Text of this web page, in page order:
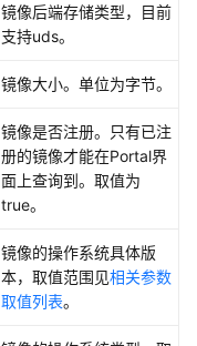
镜像后端存储类型，目前
支持uds。
镜像大小。单位为字节。
镜像是否注册。只有已注
册的镜像才能在Portal界
面上查询到。取值为
true。
镜像的操作系统具体版
本，取值范围见相关参数
取值列表。